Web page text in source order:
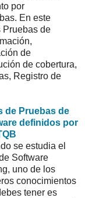
por
En este
Pruebas de
de
de cobertura,
Registro de
de Pruebas de
definidos por
se estudia el
Software
uno de los
conocimientos
tener es